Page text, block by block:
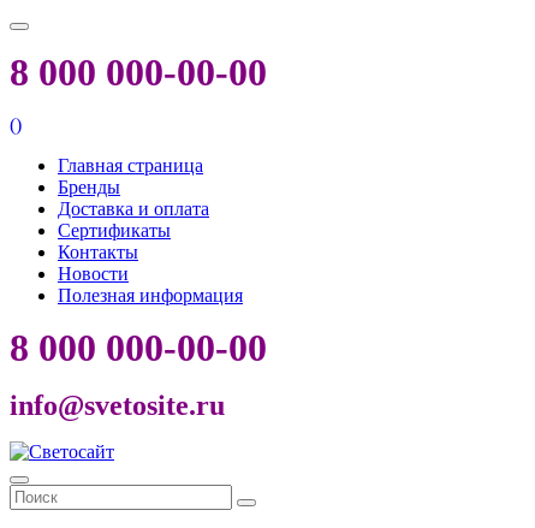
8 000 000-00-00
()
Главная страница
Бренды
Доставка и оплата
Сертификаты
Контакты
Новости
Полезная информация
8 000 000-00-00
info@svetosite.ru